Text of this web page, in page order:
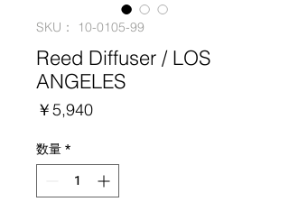
SKU： 10-0105-99
Reed Diffuser / LOS
ANGELES
￥5,940価
数量*